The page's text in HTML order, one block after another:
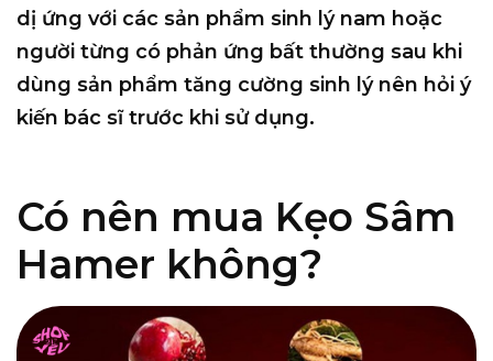
dị ứng với các sản phẩm sinh lý nam hoặc
người từng có phản ứng bất thường sau khi
dùng sản phẩm tăng cường sinh lý nên hỏi ý
kiến bác sĩ trước khi sử dụng.
Có nên mua Kẹo Sâm
Hamer không?